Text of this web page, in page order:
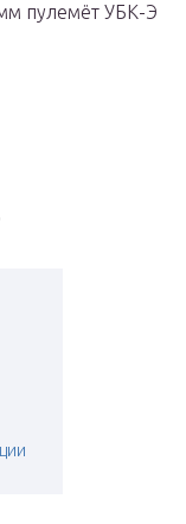
пулемёт УБК-Э